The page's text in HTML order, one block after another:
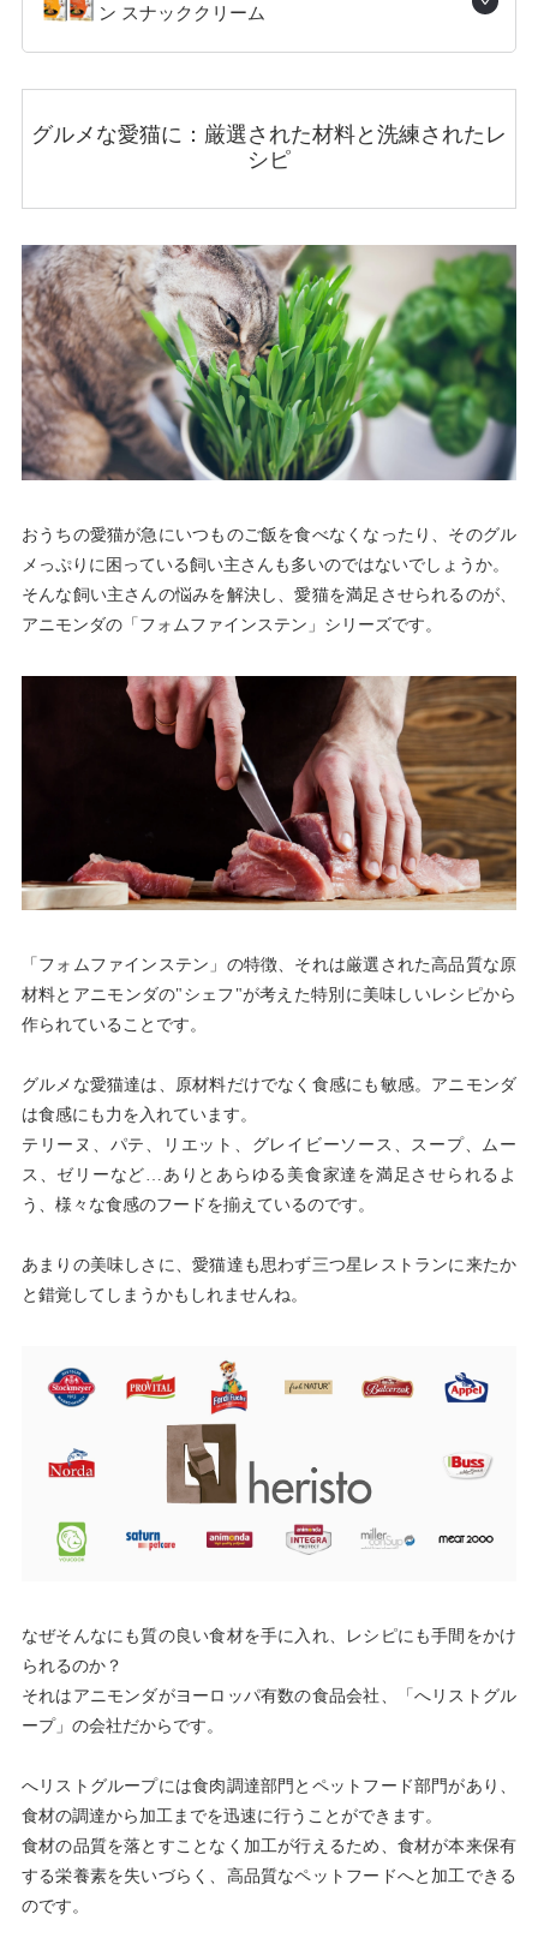
ン スナッククリーム
グルメな愛猫に：厳選された材料と洗練されたレ
シピ
おうちの愛猫が急にいつものご飯を食べなくなったり、そのグル
メっぷりに困っている飼い主さんも多いのではないでしょうか。
そんな飼い主さんの悩みを解決し、愛猫を満足させられるのが、
アニモンダの「フォムファインステン」シリーズです。
「フォムファインステン」の特徴、それは厳選された高品質な原
材料とアニモンダの"シェフ"が考えた特別に美味しいレシピから
作られていることです。
グルメな愛猫達は、原材料だけでなく食感にも敏感。アニモンダ
は食感にも力を入れています。
テリーヌ、パテ、リエット、グレイビーソース、スープ、ムー
ス、ゼリーなど…ありとあらゆる美食家達を満足させられるよ
う、様々な食感のフードを揃えているのです。
あまりの美味しさに、愛猫達も思わず三つ星レストランに来たか
と錯覚してしまうかもしれませんね。
なぜそんなにも質の良い食材を手に入れ、レシピにも手間をかけ
られるのか？
それはアニモンダがヨーロッパ有数の食品会社、「へリストグル
ープ」の会社だからです。
へリストグループには食肉調達部門とペットフード部門があり、
食材の調達から加工までを迅速に行うことができます。
食材の品質を落とすことなく加工が行えるため、食材が本来保有
する栄養素を失いづらく、高品質なペットフードへと加工できる
のです。